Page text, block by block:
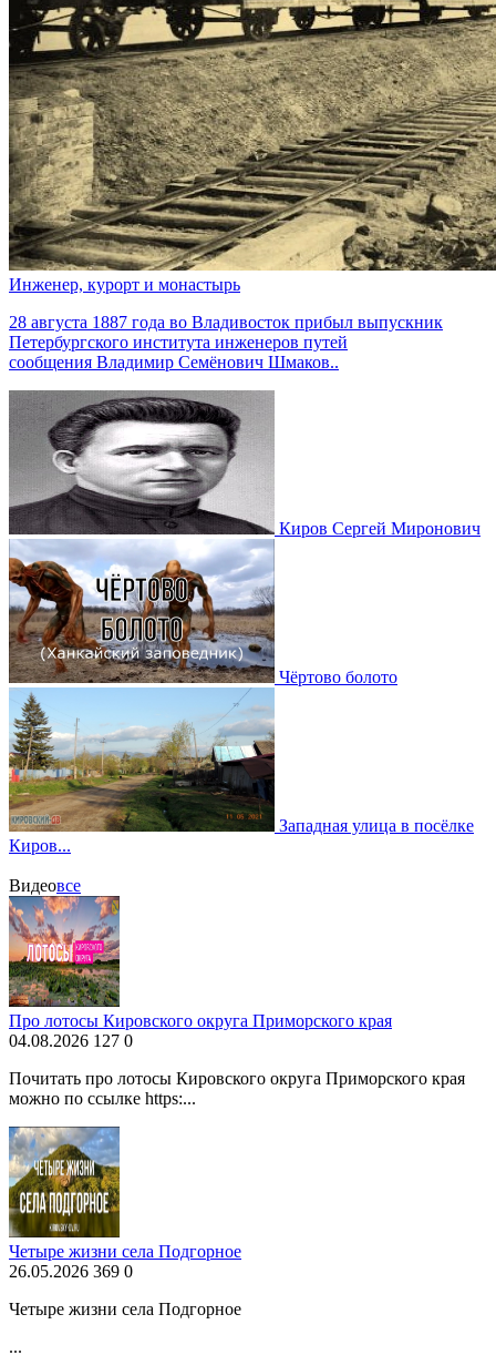
Инженер, курорт и монастырь
28 августа 1887 года во Владивосток прибыл выпускник
Петербургского института инженеров путей
сообщения Владимир Семёнович Шмаков..
Киров Сергей Миронович
Чёртово болото
Западная улица в посёлке
Киров...
Видеовсе
Про лотосы Кировского округа Приморского края
04.08.2026 127 0
Почитать про лотосы Кировского округа Приморского края
можно по ссылке https:...
Четыре жизни села Подгорное
26.05.2026 369 0
Четыре жизни села Подгорное
...